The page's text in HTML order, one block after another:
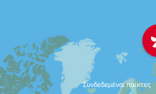
Συνδεδεμένοι παίκτες